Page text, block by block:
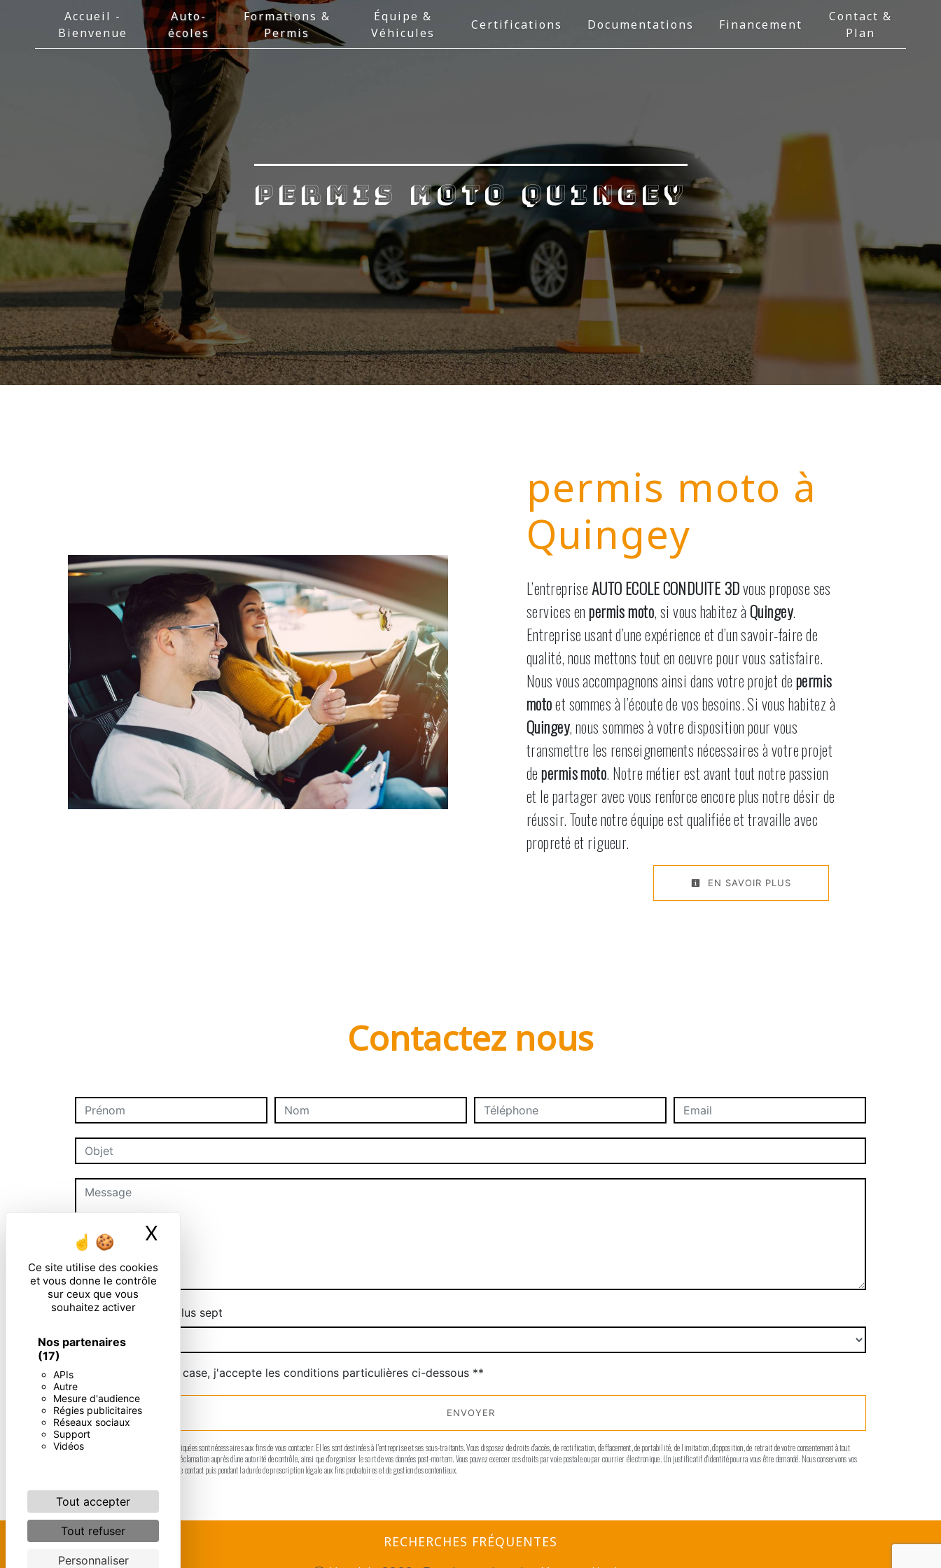
Panneau de gestion des cookies
Ce site utilise des cookies
et vous donne le contrôle
sur ceux que vous
souhaitez activer
Nos partenaires
(17)
APIs
Autre
Mesure d'audience
Régies publicitaires
Réseaux sociaux
Support
Vidéos
Tout accepter
Tout refuser
Personnaliser
X
Accueil -
Bienvenue
Auto-
écoles
Formations &
Permis
Équipe &
Véhicules
Certifications Documentations Financement
Contact &
Plan
permis moto Quingey
permis moto à
Quingey
L’entreprise AUTO ECOLE CONDUITE 3Dvous propose ses
services enpermis moto, si vous habitez àQuingey.
Entreprise usant d’une expérience et d’un savoir-faire de
qualité, nous mettons tout en oeuvre pour vous satisfaire.
Nous vous accompagnons ainsi dans votre projet depermis
motoet sommes à l’écoute de vos besoins. Si vous habitez à
Quingey, nous sommes à votre disposition pour vous
transmettre les renseignements nécessaires à votre projet
depermis moto. Notre métier est avant tout notre passion
et le partager avec vous renforce encore plus notre désir de
réussir. Toute notre équipe est qualifiée et travaille avec
propreté et rigueur.
EN SAVOIR PLUS
Contactez nous
Combien font huit plus sept
En cochant cette case, j'accepte les conditions particulières ci-dessous **
ENVOYER
** Les données personnelles communiquées sont nécessaires aux fins de vous contacter. Elles sont destinées à l'entreprise et ses sous-traitants. Vous disposez de droits d’accès, de rectification, d’effacement, de portabilité, de limitation, d’opposition, de retrait de votre consentement à tout
moment et du droit d’introduire une réclamation auprès d’une autorité de contrôle, ainsi que d’organiser le sort de vos données post-mortem. Vous pouvez exercer ces droits par voie postale ou par courrier électronique. Un justificatif d'identité pourra vous être demandé. Nous conservons vos
données pendant la période de prise de contact puis pendant la durée de prescription légale aux fins probatoires et de gestion des contentieux.
RECHERCHES FRÉQUENTES